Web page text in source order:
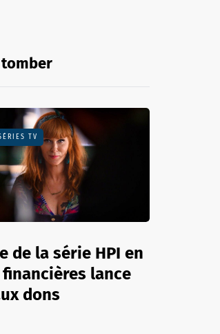
tomber
TV
de la série HPI en
lance
dons